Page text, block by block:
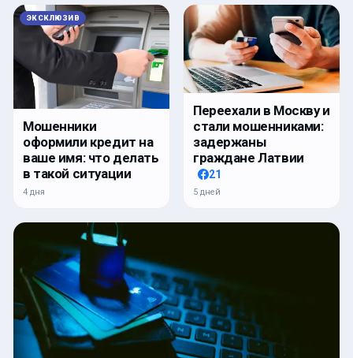
ЭКСКЛЮЗИВ
Мошенники
оформили кредит на
ваше имя: что делать
в такой ситуации
4 дня
Переехали в Москву и
стали мошенниками:
задержаны
граждане Латвии
21
5 дней